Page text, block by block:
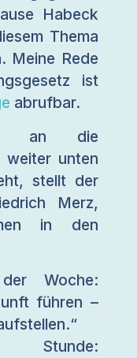
Habeck
Thema
Meine Rede
ist
abrufbar.
an die
weiter unten
stellt der
Merz,
in den
Woche:
führen –